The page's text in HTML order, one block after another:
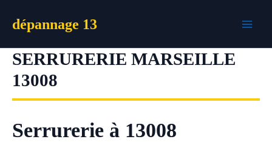
dépannage 13
SERRURERIE MARSEILLE
13008
Serrurerie à 13008